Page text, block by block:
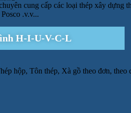
cung cấp các loại thép xây dựng
.v.v...
H-I-U-V-C-L
hộp, Tôn thép, Xà gồ theo đơn, theo